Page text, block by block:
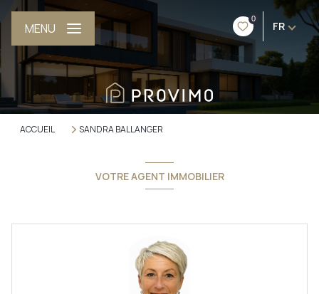
0
FR
MENU
ACCUEIL SANDRA BALLANGER
VOTRE AGENT IMMOBILIER